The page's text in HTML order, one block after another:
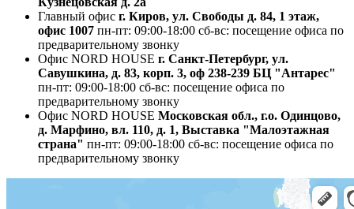
Главный офис г. Киров, ул. Свободы д. 84, 1 этаж,
офис 1007 пн-пт: 09:00-18:00 сб-вс: посещение офиса по
предварительному звонку
Офис NORD HOUSE г. Санкт-Петербург, ул.
Савушкина, д. 83, корп. 3, оф 238-239 БЦ "Антарес"
пн-пт: 09:00-18:00 сб-вс: посещение офиса по
предварительному звонку
Офис NORD HOUSE Московская обл., г.о. Одинцово,
д. Марфино, вл. 110, д. 1, Выставка "Малоэтажная
страна" пн-пт: 09:00-18:00 сб-вс: посещение офиса по
предварительному звонку